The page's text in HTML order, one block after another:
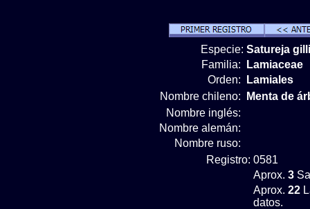
Especie: Satureja
Familia:
Lamiaceae
Orden:
Lamiales
Nombre chileno:
Menta de
Nombre inglés:
Nombre alemán:
Nombre ruso:
Registro: 0581
Aprox. 3
Aprox. 22
datos.